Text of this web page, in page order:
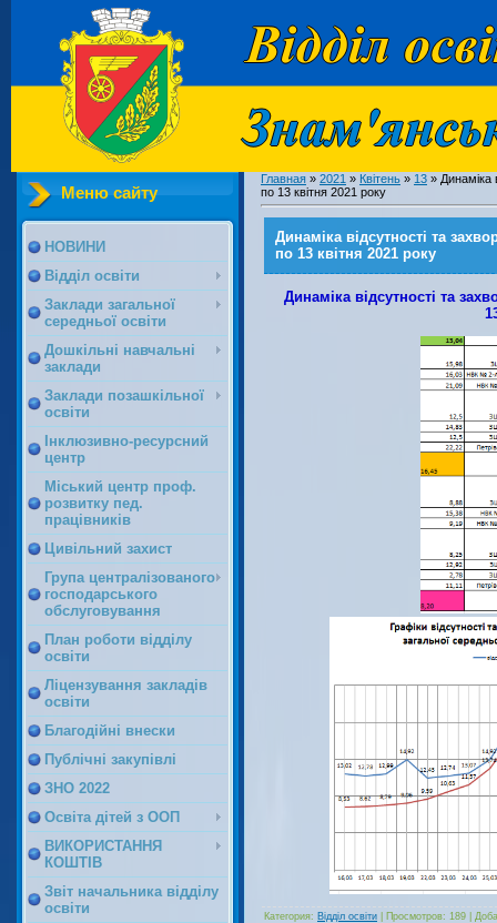
Меню сайту
НОВИНИ
Відділ освіти
Заклади загальної
середньої освіти
Дошкільні навчальні
заклади
Заклади позашкільної
освіти
Інклюзивно-ресурсний
центр
Міський центр проф.
розвитку пед.
працівників
Цивільний захист
Група централізованого
господарського
обслуговування
План роботи відділу
освіти
Ліцензування закладів
освіти
Благодійні внески
Публічні закупівлі
ЗНО 2022
Освіта дітей з ООП
ВИКОРИСТАННЯ
КОШТІВ
Звіт начальника відділу
освіти
Главная » 2021 » Квітень » 13 » Динаміка
по 13 квітня 2021 року
Динаміка відсутності та
по 13 квітня 2021 року
Динаміка відсутності та
Категория: Відділ освіти Просмотров: 189